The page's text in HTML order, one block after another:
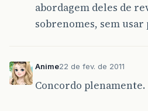
abordagem deles de
sobrenomes, sem usar
Anime22 de fev. de 2011
Concordo plenamente.